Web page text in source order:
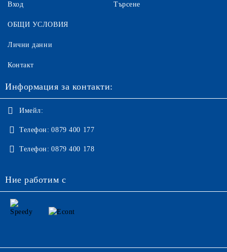
Вход Търсене
ОБЩИ УСЛОВИЯ
Лични данни
Контакт
Информация за контакти:
Имейл:
Телефон: 0879 400 177
Телефон: 0879 400 178
Ние работим с